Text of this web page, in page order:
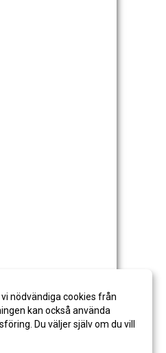
nödvändiga cookies från
kan också använda
Du väljer själv om du vill